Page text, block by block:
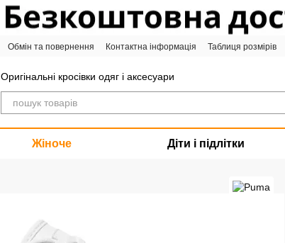
Обмін та повернення Контактна інформація Таблиця розмірів
Оригінальні кросівки одяг і аксесуари
Жіноче Діти і підлітки